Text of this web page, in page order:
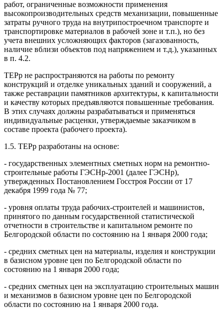
работ, ограниченные возможности применения
высокопроизводительных средств механизации, повышенные
затраты ручного труда на внутрипостроечном транспорте и
транспортировке материалов в рабочей зоне и т.п.), но без
учета внешних усложняющих факторов (загазованность,
наличие вблизи объектов под напряжением и т.д.), указанных
в п. 4.2.
ТЕРр не распространяются на работы по ремонту
конструкций и отделке уникальных зданий и сооружений, а
также реставрации памятников архитектуры, к капитальности
и качеству которых предъявляются повышенные требования.
В этих случаях должны разрабатываться и применяться
индивидуальные расценки, утверждаемые заказчиком в
составе проекта (рабочего проекта).
1.5. ТЕРр разработаны на основе:
- государственных элементных сметных норм на ремонтно-
строительные работы ГЭСНр-2001 (далее ГЭСНр),
утвержденных Постановлением Госстроя России от 17
декабря 1999 года № 77;
- уровня оплаты труда рабочих-строителей и машинистов,
принятого по данным государственной статистической
отчетности в строительстве и капитальном ремонте по
Белгородской области по состоянию на 1 января 2000 года;
- средних сметных цен на материалы, изделия и конструкции
в базисном уровне цен по Белгородской области по
состоянию на 1 января 2000 года;
- средних сметных цен на эксплуатацию строительных машин
и механизмов в базисном уровне цен по Белгородской
области по состоянию на 1 января 2000 года.